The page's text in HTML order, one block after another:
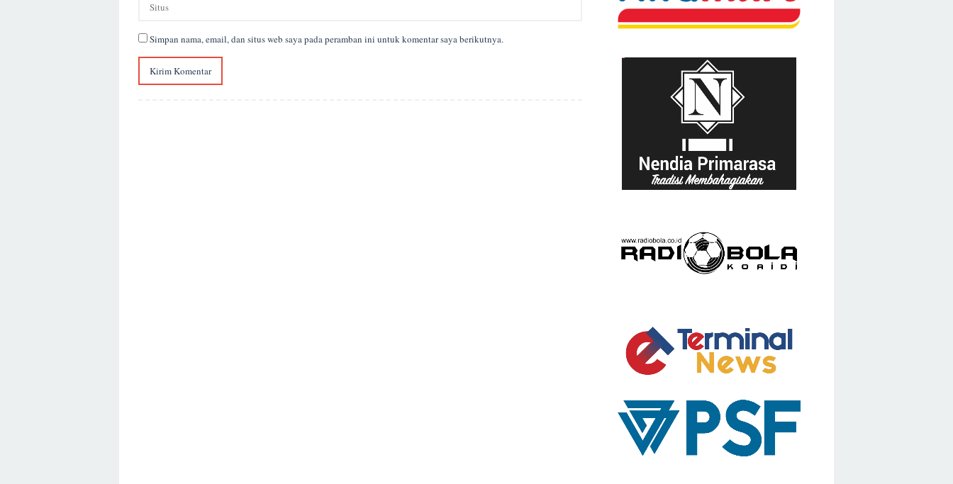
Simpan nama, email, dan situs web saya pada peramban ini untuk komentar saya berikutnya.